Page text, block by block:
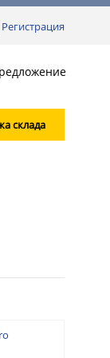
Регистрация
склада